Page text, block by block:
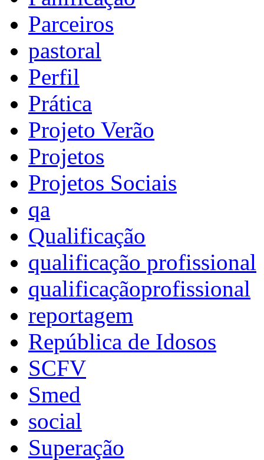
Parceiros
pastoral
Perfil
Prática
Projeto Verão
Projetos
Projetos Sociais
qa
Qualificação
qualificação profissional
qualificaçãoprofissional
reportagem
República de Idosos
SCFV
Smed
social
Superação